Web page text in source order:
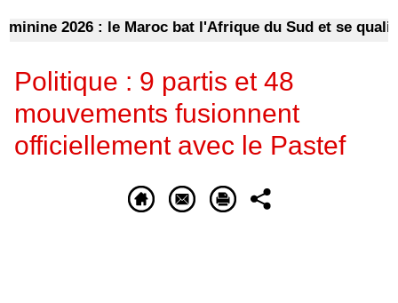
2026 : le Maroc bat l'Afrique du Sud et se qualifie
Politique : 9 partis et 48
mouvements fusionnent
officiellement avec le Pastef